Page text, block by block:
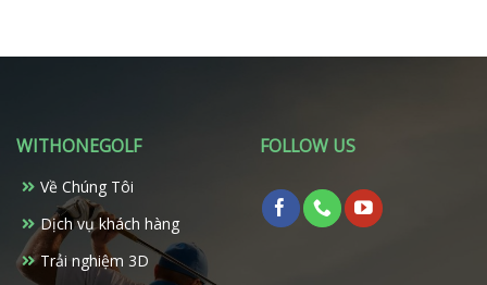
WITHONEGOLF
Về Chúng Tôi
Dịch vụ khách hàng
Trải nghiệm 3D
FOLLOW US